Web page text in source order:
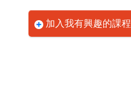
加入我有興趣的課程